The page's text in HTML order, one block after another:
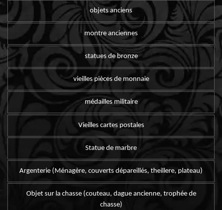
objets anciens
montre anciennes
statues de bronze
vieilles pièces de monnaie
médailles militaire
Vieilles cartes postales
Statue de marbre
Argenterie (Ménagère, couverts dépareillés, theillere, plateau)
Objet sur la chasse (couteau, dague ancienne, trophée de
chasse)